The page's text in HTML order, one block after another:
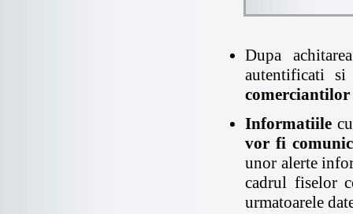
Dupa
autentificati
comerciantilor
Informatiile
vor fi
unor alerte
cadrul fiselor
urmatoarele